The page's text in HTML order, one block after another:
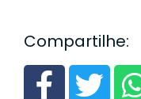
Compartilhe: